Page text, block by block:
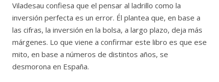
Viladesau confiesa que el pensar al ladrillo como la
inversión perfecta es un error. Él plantea que, en base a
las cifras, la inversión en la bolsa, a largo plazo, deja más
márgenes. Lo que viene a confirmar este libro es que ese
mito, en base a números de distintos años, se
desmorona en España.